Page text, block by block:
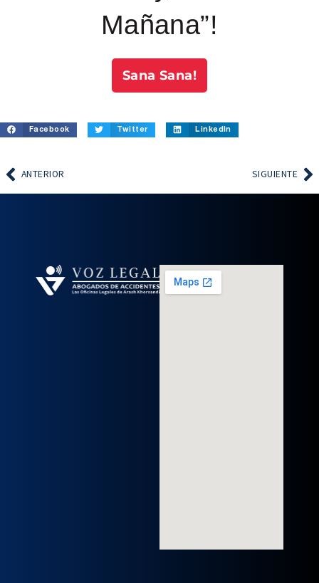
Mañana”!
Sana Sana!
Facebook Twitter LinkedIn
ANTERIOR SIGUIENTE